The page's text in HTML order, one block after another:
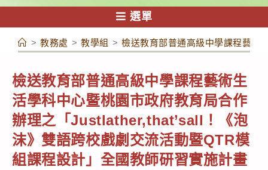
容
選單
> 教務處 > 教學組 > 檢送教育部普通高級中學課程藝術
檢送教育部普通高級中學課程藝術生
活學科中心暨桃園市政府教育局合作
辦理之「Justlather,that’sall！《泡
沫》雙語跨校戲劇交流活動暨QTR模
組課程設計」全國教師研習實施計畫